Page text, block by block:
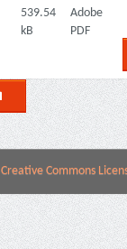
539.54
kB
Adobe
PDF
Creative Commons